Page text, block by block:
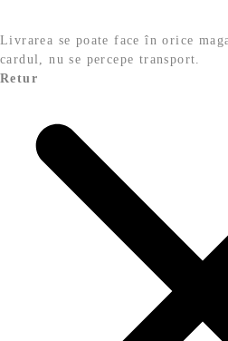
Livrarea se poate face în orice
cardul, nu se percepe transport.
Retur